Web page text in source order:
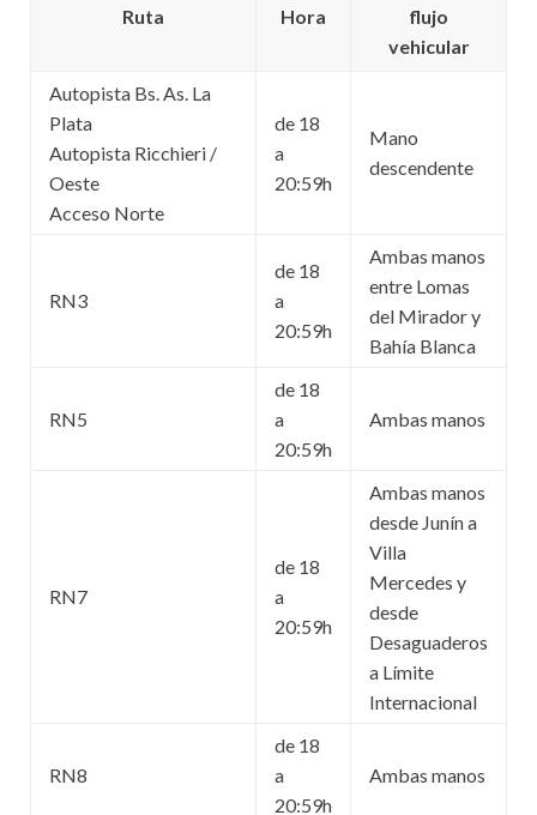
Ruta Hora
flujo
vehicular
Autopista Bs. As. La
Plata
Autopista Ricchieri /
Oeste
Acceso Norte
de 18
a
20:59h
Mano
descendente
RN3
de 18
a
20:59h
Ambas manos
entre Lomas
del Mirador y
Bahía Blanca
RN5
de 18
a
20:59h
Ambas manos
RN7
de 18
a
20:59h
Ambas manos
desde Junín a
Villa
Mercedes y
desde
Desaguaderos
a Límite
Internacional
RN8
de 18
a
20:59h
Ambas manos